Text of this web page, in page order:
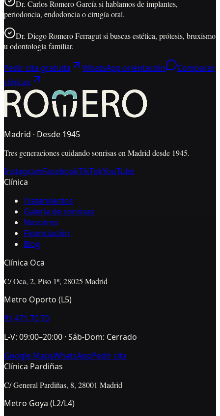
Dr. Carlos Romero García si hablamos de implantes,
periodoncia, endodoncia o cirugía oral.
Dr. Diego Romero Ferragut si buscas estética, prótesis, bruxismo
u odontología familiar.
Pedir cita gratuita WhatsApp orientación
Comparar
clínicas
Madrid · Desde 1945
Tres generaciones cuidando sonrisas en Madrid desde 1945.
InstagramFacebookTikTokYouTube
Clínica
Tratamientos
Galería de sonrisas
Nosotros
Financiación
Blog
Clínica Oca
C/ Oca, 2, Piso 1º, 28025 Madrid
Metro Oporto (L5)
91 471 70 70
L-V: 09:00–20:00 · Sáb-Dom: Cerrado
Google MapsWhatsAppPedir cita
Clínica Pardiñas
C/ General Pardiñas, 8, 28001 Madrid
Metro Goya (L2/L4)